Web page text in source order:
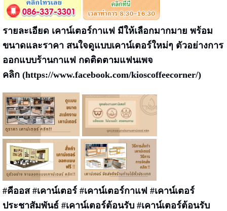
รายละเอียด เคาน์เตอร์กาแฟ มีให้เลือกมากมาย พร้อม
ขนาดและราคา สนใจดูแบบเคาน์เตอร์ใหม่ๆ ตัวอย่างการ
ออกแบบร้านกาแฟ กดติดตามแฟนเพจ
คลิก (https://www.facebook.com/kioscoffeecorner/)
#คีออส #เคาน์เตอร์ #เคาน์เตอร์กาแฟ #เคาน์เตอร์
ประชาสัมพันธ์ #เคาน์เตอร์ต้อนรับ #เคาน์เตอร์ต้อนรับ